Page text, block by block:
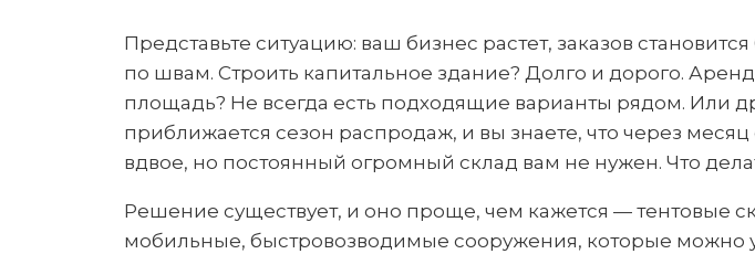
Представьте ситуацию: ваш бизнес растет, заказов
по швам. Строить капитальное здание? Долго и дорого.
площадь? Не всегда есть подходящие варианты рядом. Или
приближается сезон распродаж, и вы знаете, что через месяц
вдвое, но постоянный огромный склад вам не нужен. Что
Решение существует, и оно проще, чем кажется — тентовые
мобильные, быстровозводимые сооружения, которые можно